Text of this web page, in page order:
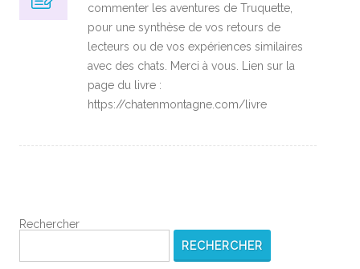
commenter les aventures de Truquette,
pour une synthèse de vos retours de
lecteurs ou de vos expériences similaires
avec des chats. Merci à vous. Lien sur la
page du livre :
https://chatenmontagne.com/livre
Rechercher
RECHERCHER